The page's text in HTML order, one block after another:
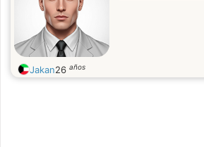
Jakan26 años